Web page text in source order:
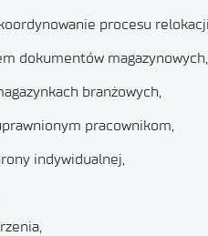
procesu
dokumentów magazynowych,
branżowych,
pracownikom,
indywidualnej,